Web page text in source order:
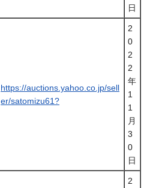
日
https://auctions.yahoo.co.jp/sell
er/satomizu61?
2
0
2
2
年
1
1
月
3
0
日
2